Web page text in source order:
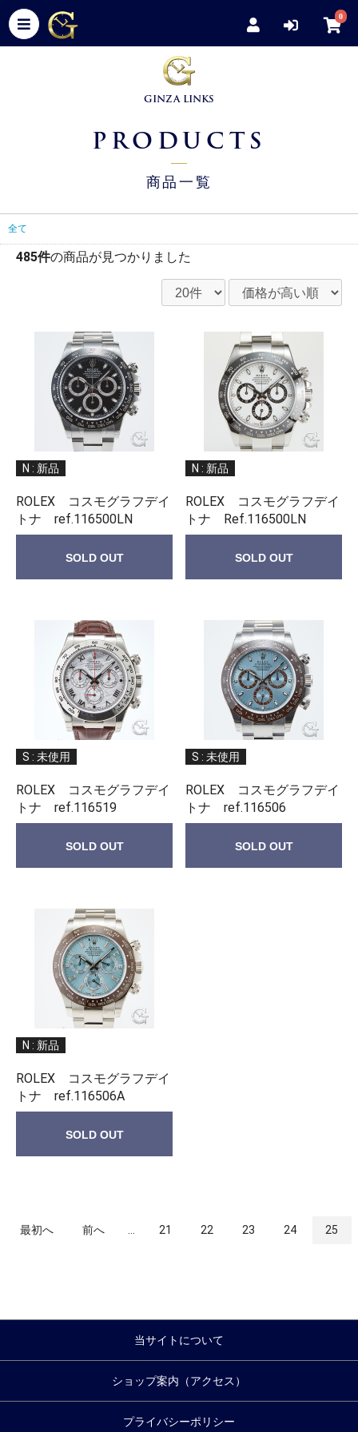
0
GINZA LINKS
PRODUCTS
商品一覧
全て
485件の商品が見つかりました
N : 新品
ROLEX コスモグラフデイ
トナ ref.116500LN
SOLD OUT
N : 新品
ROLEX コスモグラフデイ
トナ Ref.116500LN
SOLD OUT
S : 未使用
ROLEX コスモグラフデイ
トナ ref.116519
SOLD OUT
S : 未使用
ROLEX コスモグラフデイ
トナ ref.116506
SOLD OUT
N : 新品
ROLEX コスモグラフデイ
トナ ref.116506A
SOLD OUT
最初へ 前へ 21 22 23 24 25
当サイトについて
ショップ案内（アクセス）
プライバシーポリシー